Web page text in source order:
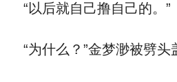
“以后就自己撸自己的。”
“为什么？”金梦渺被劈头